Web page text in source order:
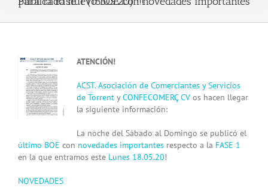
View
Larger
Image
ATENCIÓN!
ACST. Asociación de Comerciantes y Servicios
de TorrentyCONFECOMERÇ CVos hacen llegar
la siguiente información:
La noche del Sábado al Domingo se publicó el
último BOE con novedades importantes respecto a la FASE 1
en la que entramos este Lunes 18.05.20!
NOVEDADES